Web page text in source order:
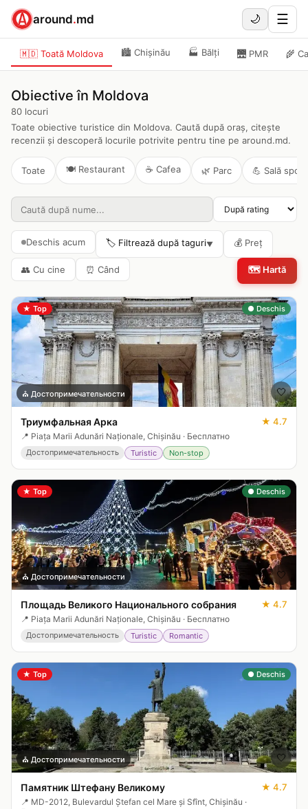
around.md 🌙 ☰
🇲🇩 Toată Moldova 🏙️ Chișinău 🏭 Bălți 🌉 PMR 🌾
Obiective în Moldova
80 locuri
Toate obiective turistice din Moldova. Caută după oraș, citește
recenzii și descoperă locurile potrivite pentru tine pe around.md.
Toate 🍽️ Restaurant ☕ Cafea 🌿 Parc 💪 Sală sport
Deschis acum 🏷️ Filtrează după taguri▼ 💰 Preț
👥 Cu cine ⏰ Când 🗺️ Hartă
★ Top ● Deschis
⛪ Достопримечательности 🤍
Триумфальная Арка ★ 4.7
📍 Piața Marii Adunări Naționale, Chișinău · Бесплатно
Достопримечательность Turistic Non-stop
★ Top ● Deschis
⛪ Достопримечательности 🤍
Площадь Великого Национального собрания ★ 4.7
📍 Piața Marii Adunări Naționale, Chișinău · Бесплатно
Достопримечательность Turistic Romantic
★ Top ● Deschis
⛪ Достопримечательности 🤍
Памятник Штефану Великому ★ 4.7
📍 MD-2012, Bulevardul Ștefan cel Mare și Sfînt, Chișinău ·